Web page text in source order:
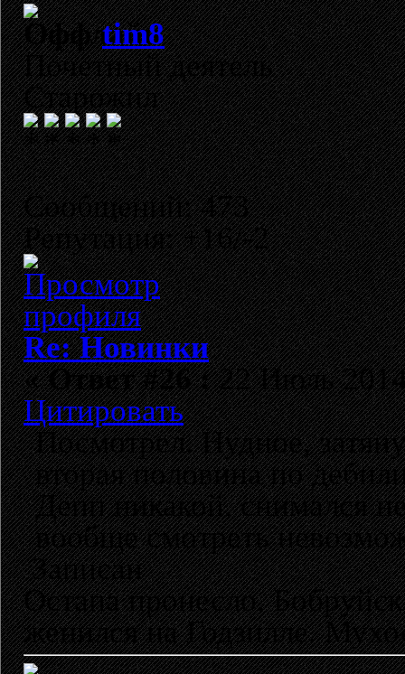
tim8
Почетный деятель
Старожил
Сообщений: 473
Репутация: +16/-2
Re: Новинки
«Ответ #26 :22 Июль
Цитировать
Посмотрел. Нудное,
вторая половина по
Депп никакой, снимался
вообще смотреть
Записан
Остапа пронесло.
женился на Годзилле.